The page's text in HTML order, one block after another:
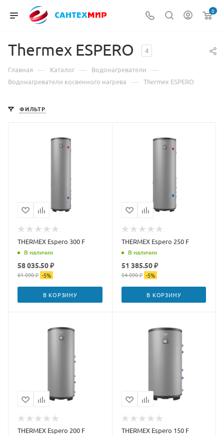
0
Thermex ESPERO 4
Главная — Каталог — Водонагреватели —
Водонагреватели косвенного нагрева — Thermex ESPERO
ФИЛЬТР
THERMEX Espero 300 F
В наличии
58 035.50 ₽
61 090 ₽ -5%
В КОРЗИНУ
THERMEX Espero 250 F
В наличии
51 385.50 ₽
54 090 ₽ -5%
В КОРЗИНУ
THERMEX Espero 200 F THERMEX Espero 150 F